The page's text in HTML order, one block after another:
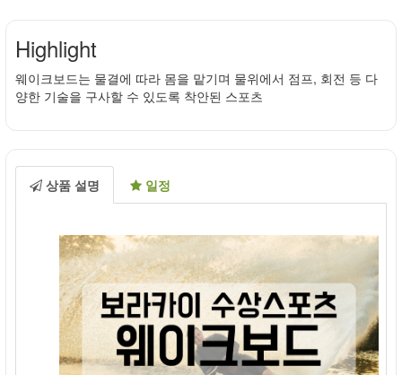
Highlight
웨이크보드는 물결에 따라 몸을 맡기며 물위에서 점프, 회전 등 다
양한 기술을 구사할 수 있도록 착안된 스포츠
상품 설명 일정